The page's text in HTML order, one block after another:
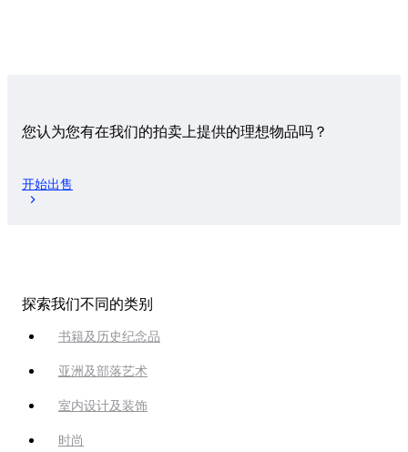
您认为您有在我们的拍卖上提供的理想物品吗？
开始出售
探索我们不同的类别
书籍及历史纪念品
亚洲及部落艺术
室内设计及装饰
时尚